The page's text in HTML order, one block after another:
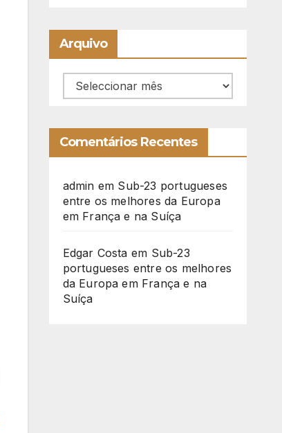
Arquivo
Arquivo
Comentários Recentes
admin em Sub-23 portugueses
entre os melhores da Europa
em França e na Suíça
Edgar Costa em Sub-23
portugueses entre os melhores
da Europa em França e na
Suíça